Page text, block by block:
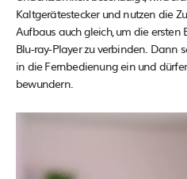
Kaltgerätestecker und nutzen die
Aufbaus auch gleich, um die
Blu-ray-Player zu verbinden. Dann
in die Fernbedienung ein und
bewundern.